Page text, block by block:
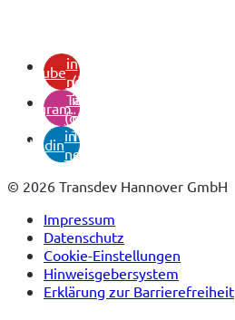
youtubein
neuem
Tab)
instagram
(öffnet
in
neuem
Tab)
linkedin
(öffnet
in
neuem
© 2026 Transdev Hannover GmbH
Impressum
Datenschutz
Cookie-Einstellungen
Hinweisgebersystem
Erklärung zur Barrierefreiheit